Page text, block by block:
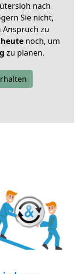
nach
Sie nicht,
zu
noch, um
zu planen.